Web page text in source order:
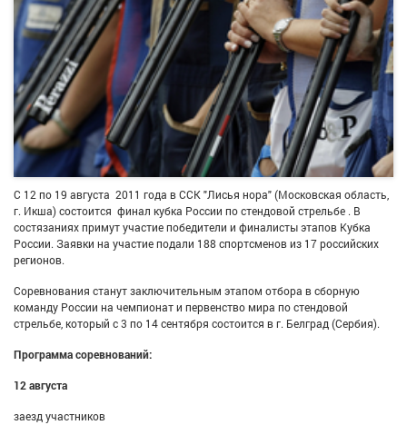
С 12 по 19 августа 2011 года в ССК "Лисья нора" (Московская область,
г. Икша) состоится финал кубка России по стендовой стрельбе . В
состязаниях примут участие победители и финалисты этапов Кубка
России. Заявки на участие подали 188 спортсменов из 17 российских
регионов.
Соревнования станут заключительным этапом отбора в сборную
команду России на чемпионат и первенство мира по стендовой
стрельбе, который с 3 по 14 сентября состоится в г. Белград (Сербия).
Программа соревнований:
12 августа
заезд участников